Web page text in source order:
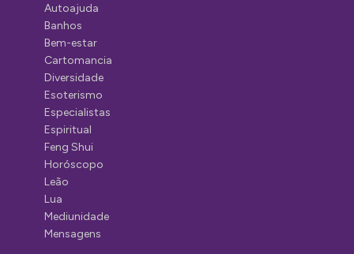
Autoajuda
Banhos
Bem-estar
Cartomancia
Diversidade
Esoterismo
Especialistas
Espiritual
Feng Shui
Horóscopo
Leão
Lua
Mediunidade
Mensagens